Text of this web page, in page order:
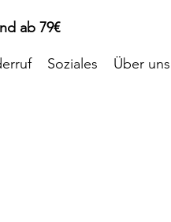
ab 79€
Soziales Über uns